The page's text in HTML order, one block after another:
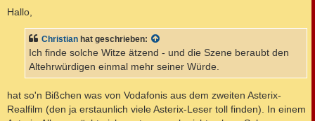
r
a
Hallo,
Christian hat geschrieben:
Ich finde solche Witze ätzend - und die Szene beraubt den
Altehrwürdigen einmal mehr seiner Würde.
hat so'n Bißchen was von Vodafonis aus dem zweiten Asterix-
Realfilm (den ja erstaunlich viele Asterix-Leser toll finden). In einem